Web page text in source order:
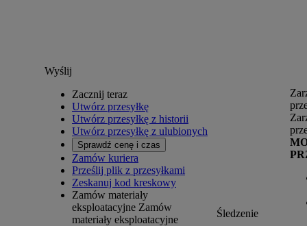
Wyślij
Zacznij teraz
Utwórz przesyłkę
Utwórz przesyłkę z historii
Utwórz przesyłkę z ulubionych
Sprawdź cenę i czas
Zamów kuriera
Prześlij plik z przesyłkami
Zeskanuj kod kreskowy
Zamów materiały
eksploatacyjne Zamów
materiały eksploatacyjne
Śledzenie